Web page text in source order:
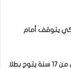
يتوقف أمام
على عرش شمال إفريقيا: المنتخب الوطني لأقل من 17 سنة يتوج بطلا